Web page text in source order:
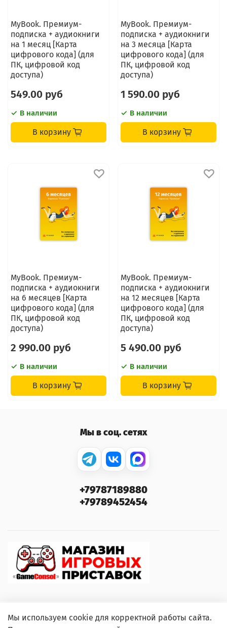
MyBook. Премиум-
подписка + аудиокниги
на 1 месяц [Карта
цифрового кода] (для
ПК, цифровой код
доступа)
549.00 руб
В наличии
В корзину
MyBook. Премиум-
подписка + аудиокниги
на 3 месяца [Карта
цифрового кода] (для
ПК, цифровой код
доступа)
1 590.00 руб
В наличии
В корзину
MyBook. Премиум-
подписка + аудиокниги
на 6 месяцев [Карта
цифрового кода] (для
ПК, цифровой код
доступа)
2 990.00 руб
В наличии
В корзину
MyBook. Премиум-
подписка + аудиокниги
на 12 месяцев [Карта
цифрового кода] (для
ПК, цифровой код
доступа)
5 490.00 руб
В наличии
В корзину
Мы в соц. сетях
+79787189880
+79789452454
© 2000–2026 GameConsol. Любое использование
Мы используем cookie для корректной работы сайта.